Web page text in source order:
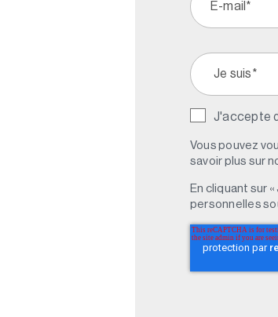
J'accepte
Vous pouvez
savoir plus sur
En cliquant sur
personnelles